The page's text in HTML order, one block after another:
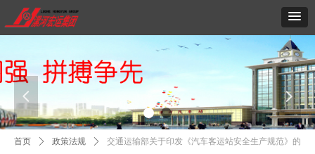
넳 넲
首页 ꄲ 政策法规 ꄲ 交通运输部关于印发《汽车客运站安全生产规范》的